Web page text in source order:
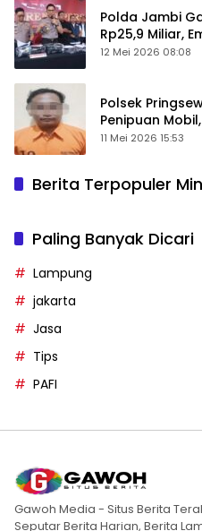
Polda Jambi
Rp25,9 Miliar,
12 Mei 2026 08:08
Polsek
Penipuan
11 Mei 2026 15:53
Berita Terpopuler
Paling Banyak Dicari
Lampung
jakarta
Jasa
Tips
PAFI
Gawoh Media - Situs Berita
Seputar Berita Harian, Berita